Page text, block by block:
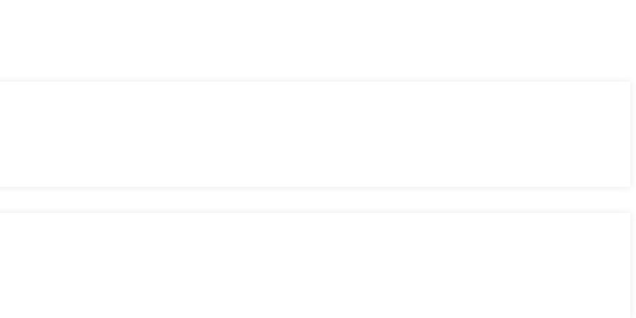
sans complications.
du marché.
des plateformes et des dApps.